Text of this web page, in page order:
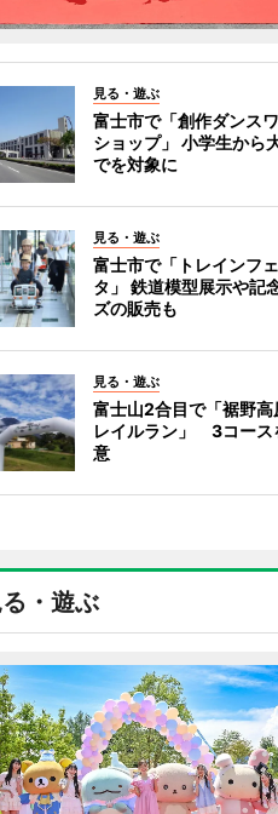
見る・遊ぶ
富士市で「創作ダンス
ショップ」 小学生から
でを対象に
見る・遊ぶ
富士市で「トレインフ
タ」 鉄道模型展示や記
ズの販売も
見る・遊ぶ
富士山2合目で「裾野高
レイルラン」 3コース
意
る・遊ぶ